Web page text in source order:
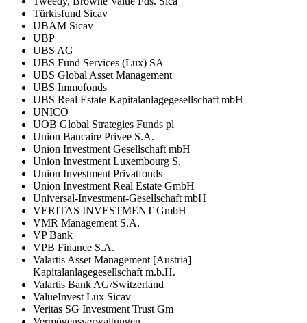
Türkisfund Sicav
UBAM Sicav
UBP
UBS AG
UBS Fund Services (Lux) SA
UBS Global Asset Management
UBS Immofonds
UBS Real Estate Kapitalanlagegesellschaft mbH
UNICO
UOB Global Strategies Funds pl
Union Bancaire Privee S.A.
Union Investment Gesellschaft mbH
Union Investment Luxembourg S.
Union Investment Privatfonds
Union Investment Real Estate GmbH
Universal-Investment-Gesellschaft mbH
VERITAS INVESTMENT GmbH
VMR Management S.A.
VP Bank
VPB Finance S.A.
Valartis Asset Management [Austria]
Kapitalanlagegesellschaft m.b.H.
Valartis Bank AG/Switzerland
ValueInvest Lux Sicav
Veritas SG Investment Trust Gm